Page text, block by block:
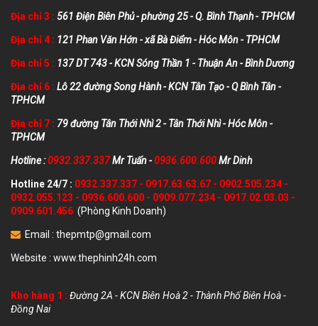
Địa chỉ 3 : 561 Điện Biên Phủ - phường 25 - Q. Bình Thạnh - TPHCM
Địa chỉ 4 : 121 Phan Văn Hớn - xã Bà Điểm - Hóc Môn - TPHCM
Địa chỉ 5 : 137 DT 743 - KCN Sóng Thần 1 - Thuận An - Bình Dương
Địa chỉ 6 : Lô 22 đường Song Hành - KCN Tân Tạo - Q Bình Tân -
TPHCM
Địa chỉ 7 : 79 đường Tân Thới Nhì 2 - Tân Thới Nhì - Hóc Môn -
TPHCM
Hotline :0932.337.337Mr Tuấn -0936.600.600Mr Dinh
Hotline 24/7 : 0932.337.337 - 0917.63.63.67 - 0902.505.234 -
0932.055.123 - 0936.600.600 - 0909.077.234 - 0917.02.03.03 -
0909.601.456 (Phòng Kinh Doanh)
Email : thepmtp@gmail.com
Website : www.thephinh24h.com
Kho hàng 1 : Đường 2A - KCN Biên Hoà 2 - Thành Phố Biên Hoà -
Đồng Nai